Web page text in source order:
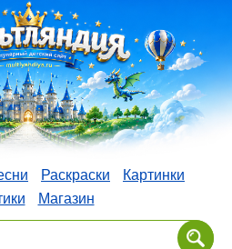
Раскраски
Картинки
Магазин